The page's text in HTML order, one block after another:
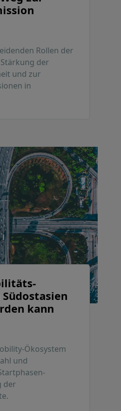
Rollen der
der
und zur
in
kann
Ökosystem
und
der